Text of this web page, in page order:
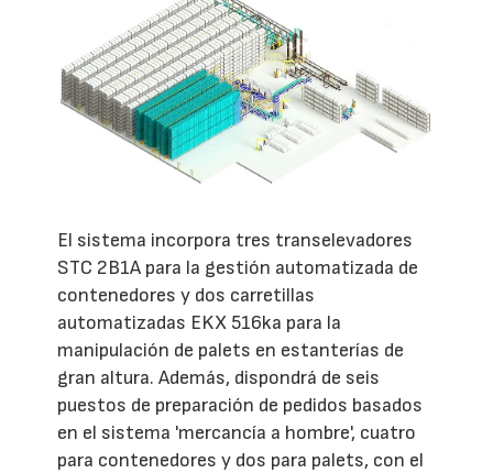
El sistema incorpora tres transelevadores
STC 2B1A para la gestión automatizada de
contenedores y dos carretillas
automatizadas EKX 516ka para la
manipulación de palets en estanterías de
gran altura. Además, dispondrá de seis
puestos de preparación de pedidos basados
en el sistema 'mercancía a hombre', cuatro
para contenedores y dos para palets, con el